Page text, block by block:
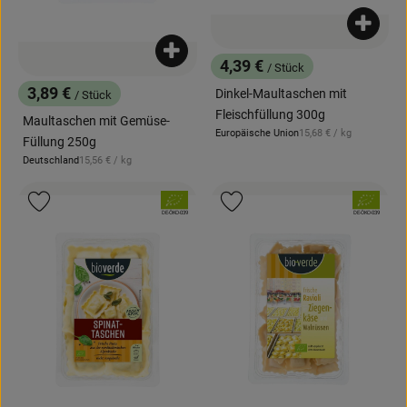
, Preis:
3,89 € / Stück
Maultaschen mit Gemüse-
Füllung 250g
, Herkunft:
Deutschland, Referenzpreis:
15,56 € / kg
Produkt zum Warenkorb hinzufügen
, Preis:
4,39 € / Stück
Dinkel-Maultaschen mit
Fleischfüllung 300g
, Herkunft:
Europäische Union, Referenzpreis:
15,68 € / kg
, Verband:
, Kontrollstelle:
DE-ÖKO-039
Produkt zu Favouriten hinzufügen
, Verband:
, Kontrollstelle:
DE-ÖKO-039
Produkt zu Favouriten hinzufügen